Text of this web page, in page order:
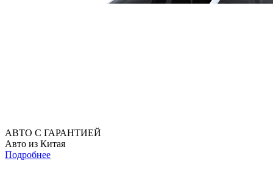
АВТО С ГАРАНТИЕЙ
Авто из Китая
Подробнее